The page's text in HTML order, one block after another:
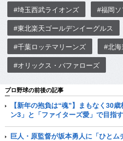
#埼玉西武ライオンズ #福岡ソ
#東北楽天ゴールデンイーグルス
#千葉ロッテマリーンズ #北海
#オリックス・バファローズ
プロ野球の前後の記事
【新年の抱負は“魂”】まもなく30
ン3」と「ファイターズ愛」で目指
巨人・原監督が坂本勇人に「ひと